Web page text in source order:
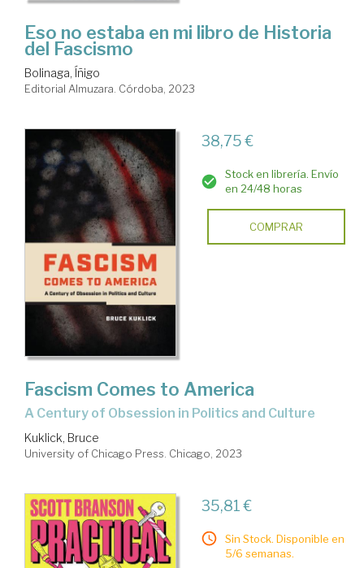
Eso no estaba en mi libro de Historia
del Fascismo
Bolinaga, Íñigo
Editorial Almuzara. Córdoba, 2023
38,75 €
Stock en librería. Envío
en 24/48 horas
COMPRAR
Fascism Comes to America
A Century of Obsession in Politics and Culture
Kuklick, Bruce
University of Chicago Press. Chicago, 2023
35,81 €
Sin Stock. Disponible en
5/6 semanas.